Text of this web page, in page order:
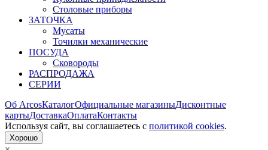
Столовые приборы
ЗАТОЧКА
Мусаты
Точилки механические
ПОСУДА
Сковороды
РАСПРОДАЖА
СЕРИИ
Об ArcosКаталогОфициальные магазиныДисконтные
картыДоставкаОплатаКонтакты
Используя сайт, вы согла­шаетесь с политикой cookies.
Хорошо